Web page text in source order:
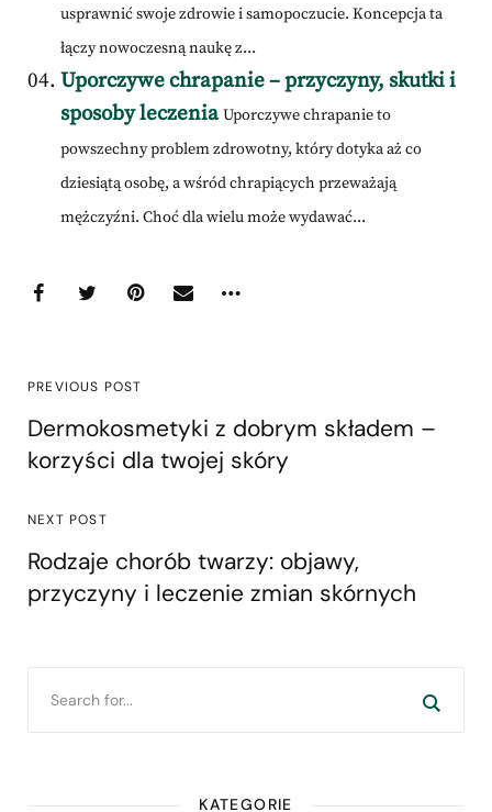
usprawnić swoje zdrowie i samopoczucie. Koncepcja ta
łączy nowoczesną naukę z...
Uporczywe chrapanie – przyczyny, skutki i
sposoby leczenia Uporczywe chrapanie to
powszechny problem zdrowotny, który dotyka aż co
dziesiątą osobę, a wśród chrapiących przeważają
mężczyźni. Choć dla wielu może wydawać...
PREVIOUS POST
Dermokosmetyki z dobrym składem –
korzyści dla twojej skóry
NEXT POST
Rodzaje chorób twarzy: objawy,
przyczyny i leczenie zmian skórnych
KATEGORIE